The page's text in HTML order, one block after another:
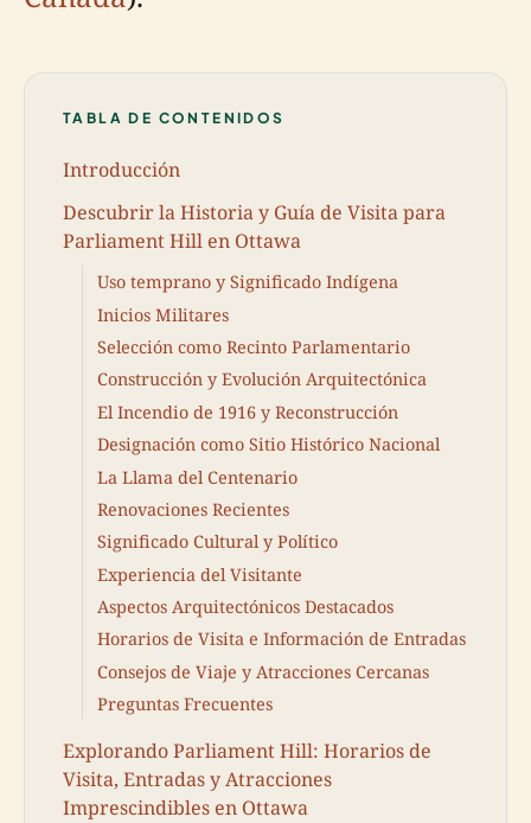
TABLA DE CONTENIDOS
Introducción
Descubrir la Historia y Guía de Visita para
Parliament Hill en Ottawa
Uso temprano y Significado Indígena
Inicios Militares
Selección como Recinto Parlamentario
Construcción y Evolución Arquitectónica
El Incendio de 1916 y Reconstrucción
Designación como Sitio Histórico Nacional
La Llama del Centenario
Renovaciones Recientes
Significado Cultural y Político
Experiencia del Visitante
Aspectos Arquitectónicos Destacados
Horarios de Visita e Información de Entradas
Consejos de Viaje y Atracciones Cercanas
Preguntas Frecuentes
Explorando Parliament Hill: Horarios de
Visita, Entradas y Atracciones
Imprescindibles en Ottawa